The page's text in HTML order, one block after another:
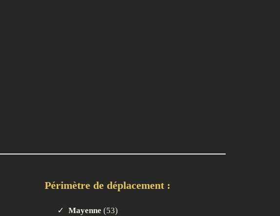
Périmètre de déplacement :
Mayenne (53)